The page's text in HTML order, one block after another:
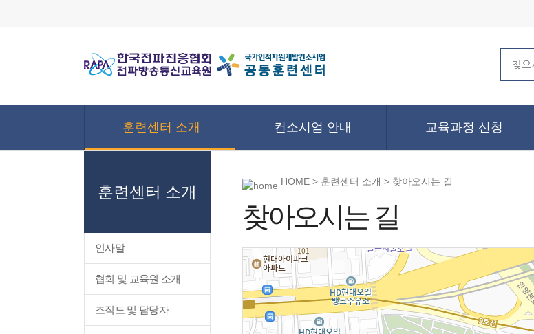
훈련센터 소개 컨소시엄 안내 교육과정 신청
훈련센터 소개
인사말
협회 및 교육원 소개
조직도 및 담당자
HOME > 훈련센터 소개 > 찾아오시는 길
찾아오시는 길